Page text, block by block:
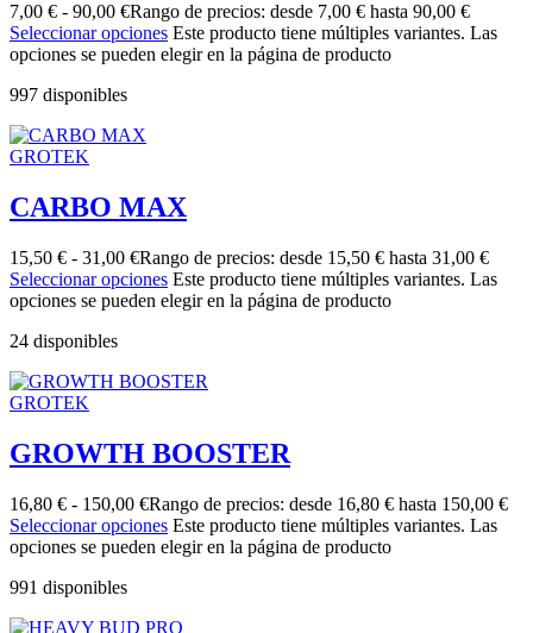
7,00 € - 90,00 €Rango de precios: desde 7,00 € hasta 90,00 €
Seleccionar opciones Este producto tiene múltiples variantes. Las
opciones se pueden elegir en la página de producto
997 disponibles
GROTEK
CARBO MAX
15,50 € - 31,00 €Rango de precios: desde 15,50 € hasta 31,00 €
Seleccionar opciones Este producto tiene múltiples variantes. Las
opciones se pueden elegir en la página de producto
24 disponibles
GROTEK
GROWTH BOOSTER
16,80 € - 150,00 €Rango de precios: desde 16,80 € hasta 150,00 €
Seleccionar opciones Este producto tiene múltiples variantes. Las
opciones se pueden elegir en la página de producto
991 disponibles